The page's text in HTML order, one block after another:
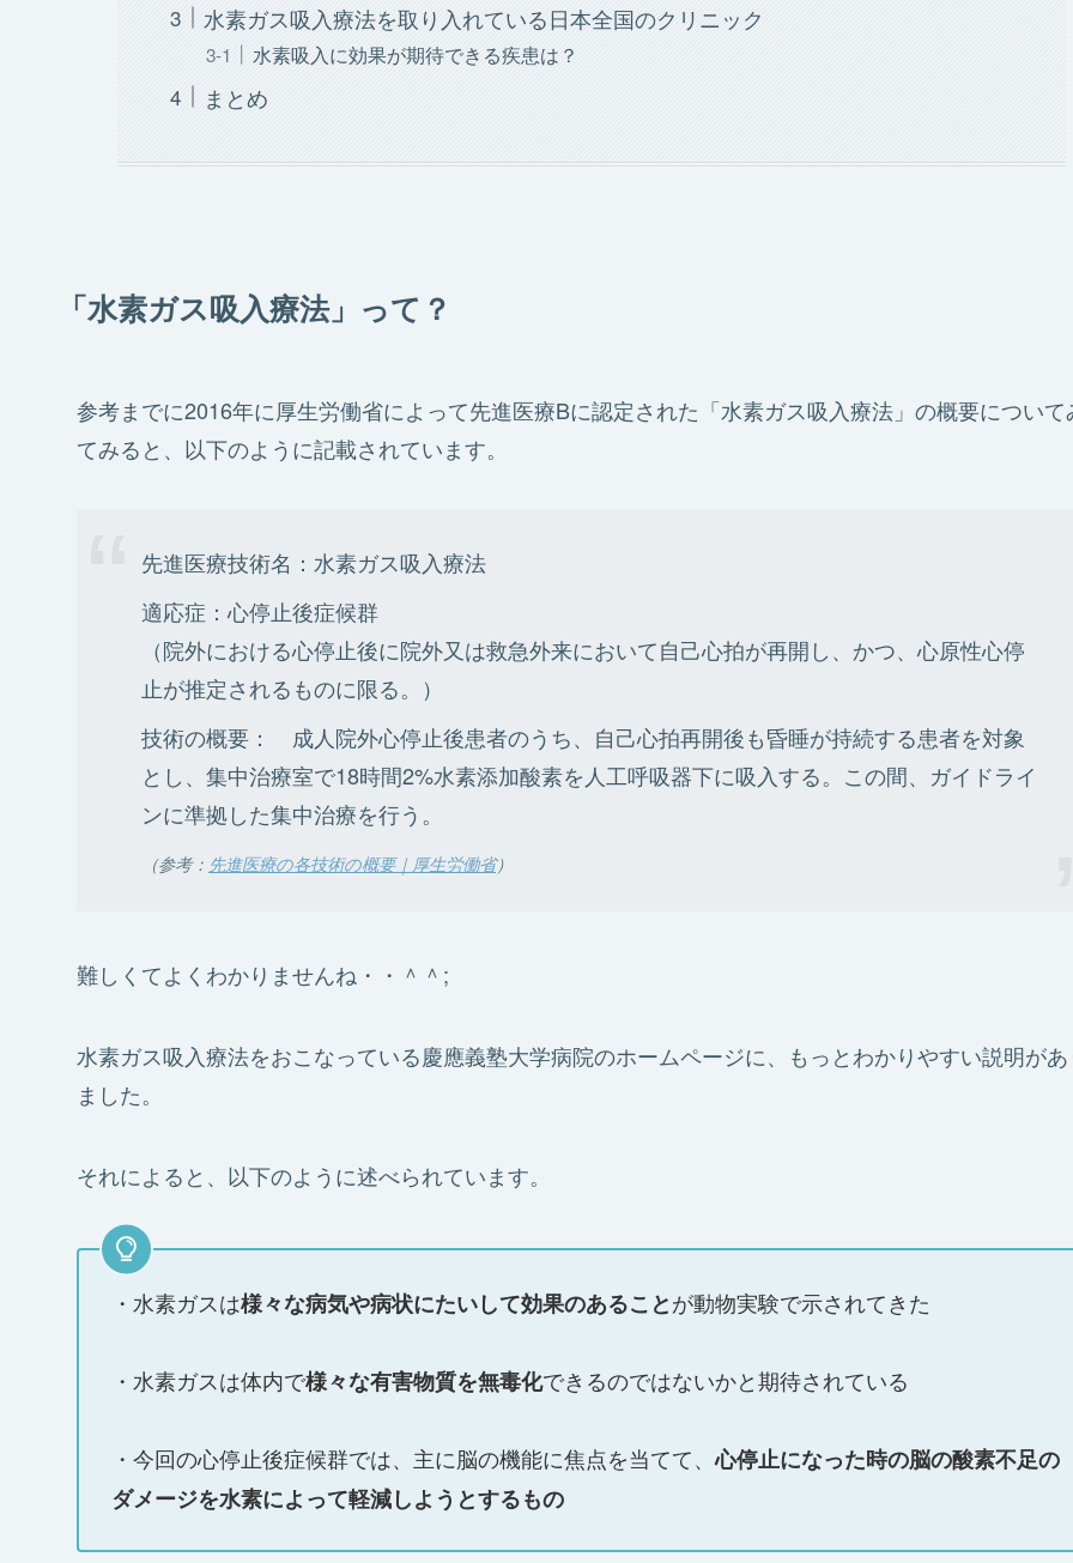
水素ガス吸入療法を取り入れている日本全国のクリニック
水素吸入に効果が期待できる疾患は？
まとめ
「水素ガス吸入療法」って？
参考までに2016年に厚生労働省によって先進医療Bに認定された「水素ガス吸入療法」の概要について
てみると、以下のように記載されています。
先進医療技術名：水素ガス吸入療法
適応症：心停止後症候群
（院外における心停止後に院外又は救急外来において自己心拍が再開し、かつ、心原性心停
止が推定されるものに限る。）
技術の概要： 成人院外心停止後患者のうち、自己心拍再開後も昏睡が持続する患者を対象
とし、集中治療室で18時間2%水素添加酸素を人工呼吸器下に吸入する。この間、ガイドライ
ンに準拠した集中治療を行う。
（参考： 先進医療の各技術の概要｜厚生労働省）
難しくてよくわかりませんね・・＾＾;
水素ガス吸入療法をおこなっている慶應義塾大学病院のホームページに、もっとわかりやすい説明が
ました。
それによると、以下のように述べられています。
・水素ガスは様々な病気や病状にたいして効果のあることが動物実験で示されてきた
・水素ガスは体内で様々な有害物質を無毒化できるのではないかと期待されている
・今回の心停止後症候群では、主に脳の機能に焦点を当てて、心停止になった時の脳の酸素不足の
ダメージを水素によって軽減しようとするもの